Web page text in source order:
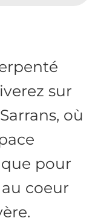
sur
où
pour
coeur